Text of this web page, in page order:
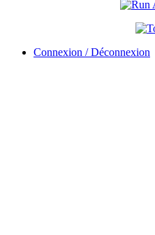
Connexion / Déconnexion